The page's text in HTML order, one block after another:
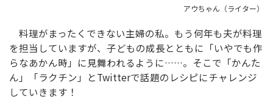
アウちゃん（ライター）
料理がまったくできない主婦の私。もう何年も夫が料理
を担当していますが、子どもの成長とともに「いやでも作
らなあかん時」に見舞われるように……。そこで「かんた
ん」「ラクチン」とTwitterで話題のレシピにチャレンジ
していきます！